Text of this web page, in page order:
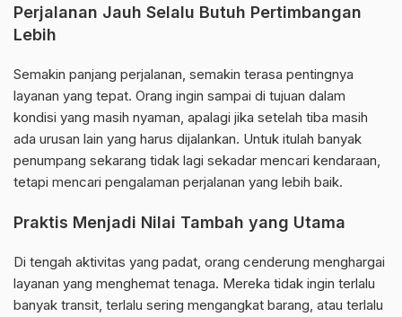
Perjalanan Jauh Selalu Butuh Pertimbangan
Lebih
Semakin panjang perjalanan, semakin terasa pentingnya
layanan yang tepat. Orang ingin sampai di tujuan dalam
kondisi yang masih nyaman, apalagi jika setelah tiba masih
ada urusan lain yang harus dijalankan. Untuk itulah banyak
penumpang sekarang tidak lagi sekadar mencari kendaraan,
tetapi mencari pengalaman perjalanan yang lebih baik.
Praktis Menjadi Nilai Tambah yang Utama
Di tengah aktivitas yang padat, orang cenderung menghargai
layanan yang menghemat tenaga. Mereka tidak ingin terlalu
banyak transit, terlalu sering mengangkat barang, atau terlalu